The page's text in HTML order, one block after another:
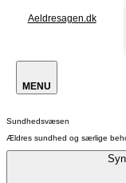
Aeldresagen.dk
MENU
Sundhedsvæsen
Ældres sundhed og særlige